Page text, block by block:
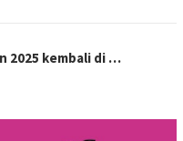
2025 kembali di …